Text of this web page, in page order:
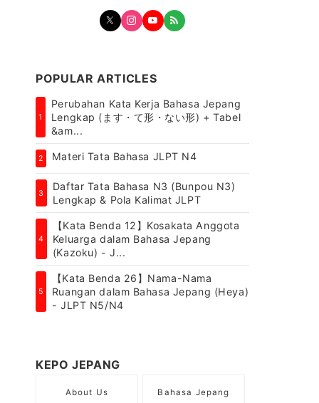
POPULAR ARTICLES
1
Perubahan Kata Kerja Bahasa Jepang
Lengkap (ます・て形・ない形) + Tabel
&am...
2 Materi Tata Bahasa JLPT N4
3
Daftar Tata Bahasa N3 (Bunpou N3)
Lengkap & Pola Kalimat JLPT
4
【Kata Benda 12】Kosakata Anggota
Keluarga dalam Bahasa Jepang
(Kazoku) - J...
5
【Kata Benda 26】Nama-Nama
Ruangan dalam Bahasa Jepang (Heya)
- JLPT N5/N4
KEPO JEPANG
About Us Bahasa Jepang